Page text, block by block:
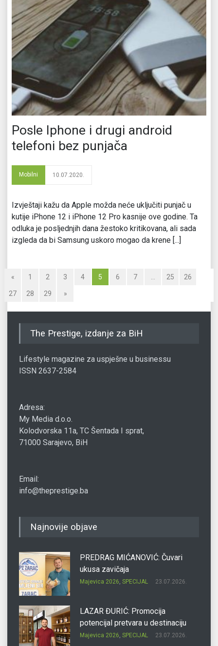
Posle Iphone i drugi android
telefoni bez punjača
Mobilni 10.07.2020.
Izvještaji kažu da Apple možda neće uključiti punjač u
kutije iPhone 12 i iPhone 12 Pro kasnije ove godine. Ta
odluka je posljednjih dana žestoko kritikovana, ali sada
izgleda da bi Samsung uskoro mogao da krene [...]
« 1 2 3 4 5 6 7 25 26
27 28 29 »
The Prestige, izdanje za BiH
Lifestyle magazine za uspješne u businessu
ISSN 2637-2584
Adresa:
My Media d.o.o.
Kolodvorska 11a, TC Šentada I sprat,
71000 Sarajevo, BiH
Email:
info@theprestige.ba
Najnovije objave
PREDRAG MIĆANOVIĆ: Čuvari
ukusa zavičaja
Majevica 2026, SPECIJAL 23.07.2026.
LAZAR ĐURIĆ: Promocija
potencijal pretvara u destinaciju
Majevica 2026, SPECIJAL 23.07.2026.